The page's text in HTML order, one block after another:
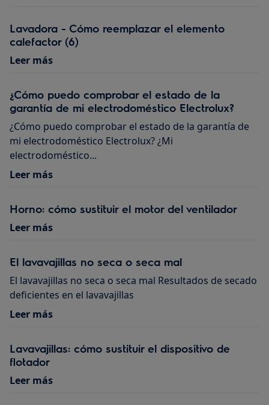
Lavadora - Cómo reemplazar el elemento
calefactor (6)
Leer más
¿Cómo puedo comprobar el estado de la
garantía de mi electrodoméstico Electrolux?
¿Cómo puedo comprobar el estado de la garantía de
mi electrodoméstico Electrolux? ¿Mi
electrodoméstico...
Leer más
Horno: cómo sustituir el motor del ventilador
Leer más
El lavavajillas no seca o seca mal
El lavavajillas no seca o seca mal Resultados de secado
deficientes en el lavavajillas
Leer más
Lavavajillas: cómo sustituir el dispositivo de
flotador
Leer más